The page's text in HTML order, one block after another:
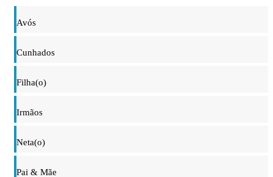
Avós
Cunhados
Filha(o)
Irmãos
Neta(o)
Pai & Mãe